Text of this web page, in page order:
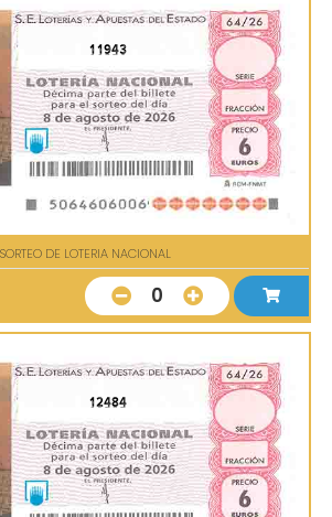
11943
SORTEO DE LOTERIA NACIONAL
0
12484